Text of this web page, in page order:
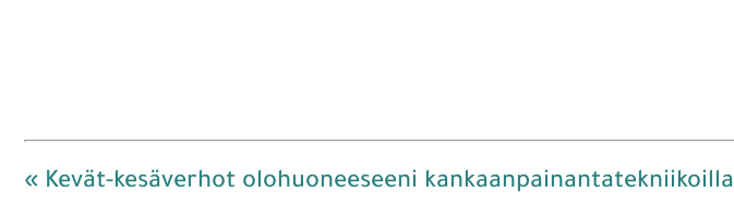
« Kevät-kesäverhot olohuoneeseeni kankaanpainantatekniikoilla